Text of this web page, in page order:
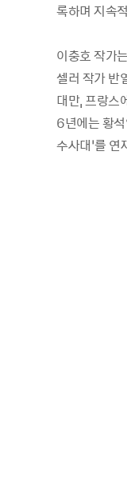
록하며 지속
이충호 작가
셀러 작가 반
대만, 프랑스
6년에는 황
수사대’를 연